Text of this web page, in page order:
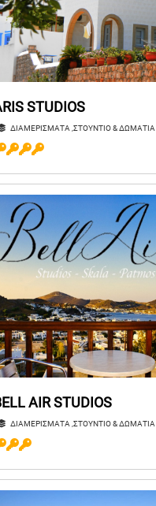
STUDIOS
ΔΙΑΜΕΡΙΣΜΑΤΑ ,ΣΤΟΥΝΤΙΟ & ΔΩΜΑΤΙΑ
AIR STUDIOS
ΔΙΑΜΕΡΙΣΜΑΤΑ ,ΣΤΟΥΝΤΙΟ & ΔΩΜΑΤΙΑ